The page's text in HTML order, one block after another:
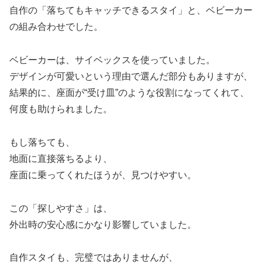
自作の「落ちてもキャッチできるスタイ」と、ベビーカー
の組み合わせでした。
ベビーカーは、サイベックスを使っていました。
デザインが可愛いという理由で選んだ部分もありますが、
結果的に、座面が“受け皿”のような役割になってくれて、
何度も助けられました。
もし落ちても、
地面に直接落ちるより、
座面に乗ってくれたほうが、見つけやすい。
この「探しやすさ」は、
外出時の安心感にかなり影響していました。
自作スタイも、完璧ではありませんが、